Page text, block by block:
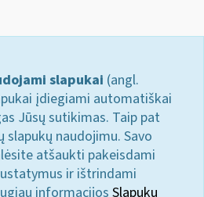
slapukai (angl.
įdiegiami automatiškai
Jūsų sutikimas. Taip pat
naudojimu. Savo
atšaukti pakeisdami
ir ištrindami
informacijos Slapukų